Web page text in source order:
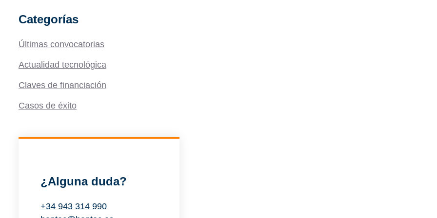
Categorías
Últimas convocatorias
Actualidad tecnológica
Claves de financiación
Casos de éxito
¿Alguna duda?
+34 943 314 990